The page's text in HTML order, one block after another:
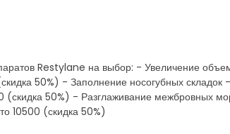
Restylane на выбор: - Увеличение
50%) - Заполнение носогубных складок
(скидка 50%) - Разглаживание межбровных
10500 (скидка 50%)